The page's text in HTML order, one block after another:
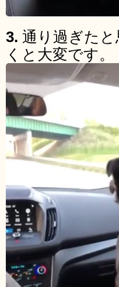
3. 通り過ぎた
くと大変です。